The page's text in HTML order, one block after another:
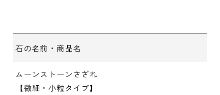
石の名前・商品名
ムーンストーンさざれ
【微細・小粒タイプ】